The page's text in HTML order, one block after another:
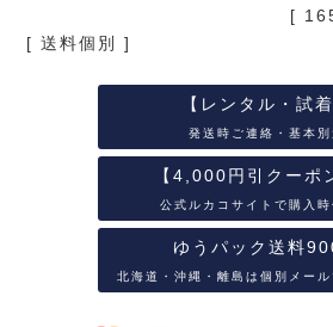
[
送料個別
【レンタル・試着
発送時ご連絡・基本別
【4,000円引クーポ
公式ルカコサイトで購入時
ゆうパック送料
北海道・沖縄・離島は個別メー